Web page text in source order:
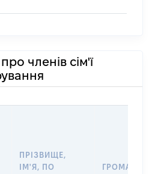
членів сім'ї
ПРІЗВИЩЕ,
ІМ'Я, ПО